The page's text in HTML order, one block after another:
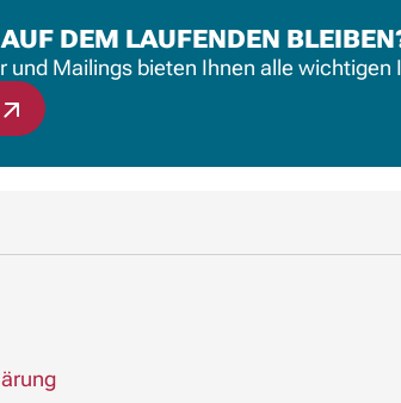
DEM LAUFENDEN
und Mailings bieten Ihnen alle